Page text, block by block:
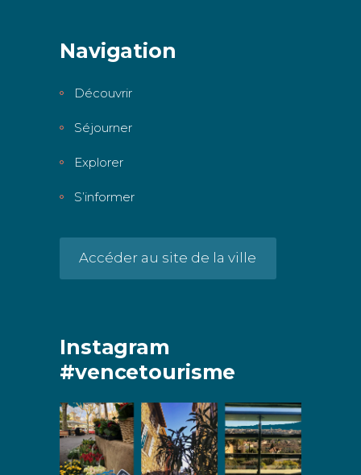
Navigation
Découvrir
Séjourner
Explorer
S’informer
Accéder au site de la ville
Instagram
#vencetourisme